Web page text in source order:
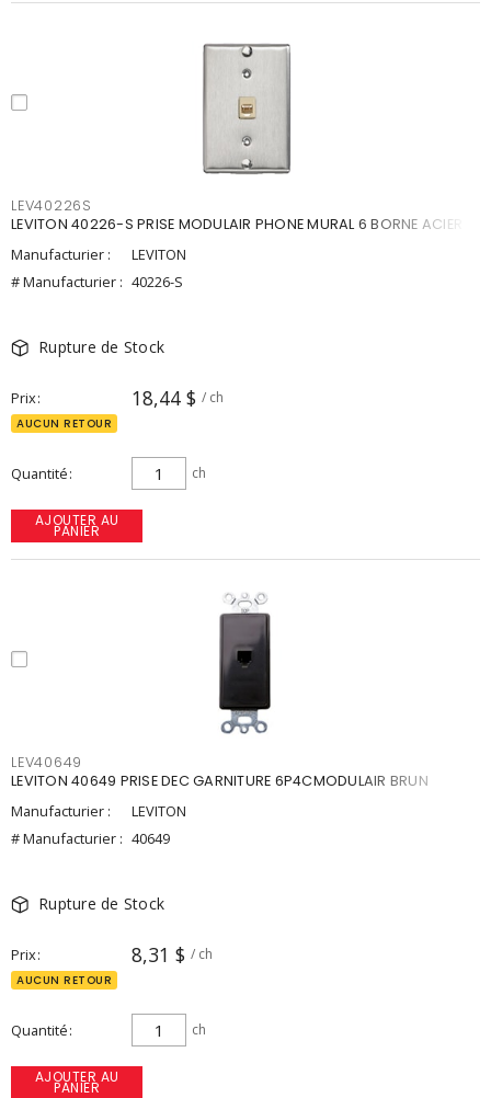
LEV40226S
LEVITON 40226-S PRISE MODULAIR PHONE MURAL 6 BORNE ACIER
Manufacturier :
LEVITON
# Manufacturier : 40226-S
Rupture de Stock
Prix 18,44 $ / ch
AUCUN RETOUR
Quantité ch
AJOUTER AU
PANIER
LEV40649
LEVITON 40649 PRISE DEC GARNITURE 6P4CMODULAIR BRUN
Manufacturier :
LEVITON
# Manufacturier : 40649
Rupture de Stock
Prix 8,31 $ / ch
AUCUN RETOUR
Quantité ch
AJOUTER AU
PANIER